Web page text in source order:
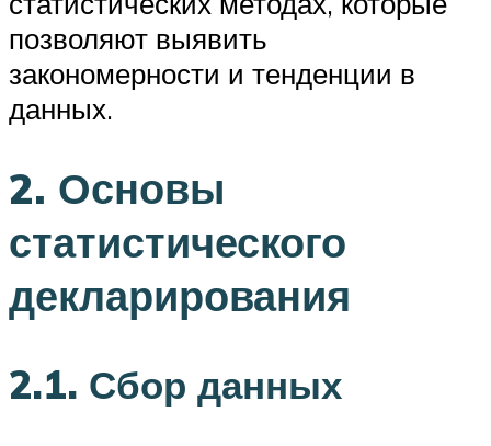
позволяют выявить
закономерности и тенденции в
данных.
2. Основы
статистического
декларирования
2.1. Сбор данных